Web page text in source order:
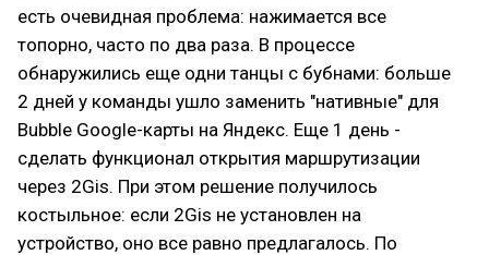
есть очевидная проблема: нажимается все
топорно, часто по два раза. В процессе
обнаружились еще одни танцы с бубнами: больше
2 дней у команды ушло заменить "нативные" для
Bubble Google-карты на Яндекс. Еще 1 день -
сделать функционал открытия маршрутизации
через 2Gis. При этом решение получилось
костыльное: если 2Gis не установлен на
устройство, оно все равно предлагалось. По